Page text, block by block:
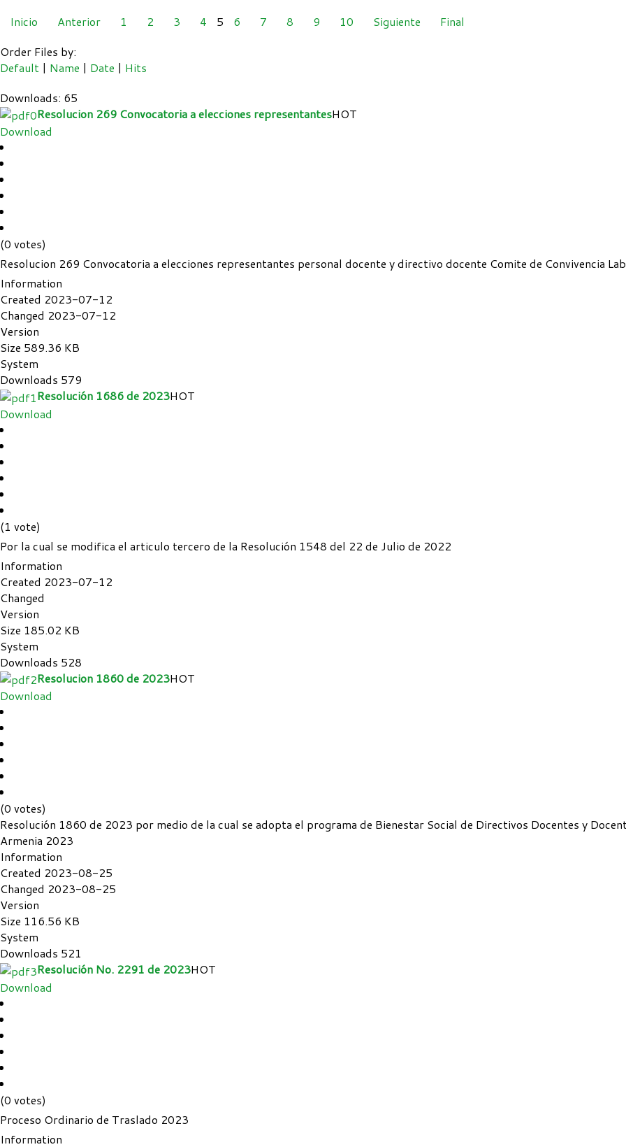
Inicio
Anterior 1 2 3 4 5 6 7 8 9 10 Siguiente
Final
Order Files by:
Default | Name | Date | Hits
Downloads: 65
Resolucion 269 Convocatoria a elecciones representantesHOT
Download
(0 votes)
Resolucion 269 Convocatoria a elecciones representantes personal docente y directivo docente Comite de Convivencia
Information
Created 2023-07-12
Changed 2023-07-12
Version
Size 589.36 KB
System
Downloads 579
Resolución 1686 de 2023HOT
Download
(1 vote)
Por la cual se modifica el articulo tercero de la Resolución 1548 del 22 de Julio de 2022
Information
Created 2023-07-12
Changed
Version
Size 185.02 KB
System
Downloads 528
Resolucion 1860 de 2023HOT
Download
(0 votes)
Resolución 1860 de 2023 por medio de la cual se adopta el programa de Bienestar Social de Directivos Docentes y
Armenia 2023
Information
Created 2023-08-25
Changed 2023-08-25
Version
Size 116.56 KB
System
Downloads 521
Resolución No. 2291 de 2023HOT
Download
(0 votes)
Proceso Ordinario de Traslado 2023
Information